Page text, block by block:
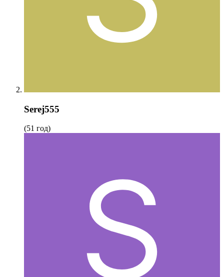
Serej555
(51 год)